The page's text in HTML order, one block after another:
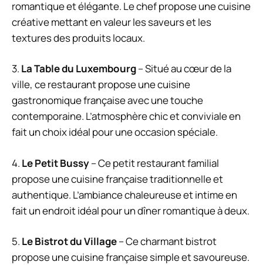
romantique et élégante. Le chef propose une cuisine
créative mettant en valeur les saveurs et les
textures des produits locaux.
3. La Table du Luxembourg– Situé au cœur de la
ville, ce restaurant propose une cuisine
gastronomique française avec une touche
contemporaine. L’atmosphère chic et conviviale en
fait un choix idéal pour une occasion spéciale.
4. Le Petit Bussy– Ce petit restaurant familial
propose une cuisine française traditionnelle et
authentique. L’ambiance chaleureuse et intime en
fait un endroit idéal pour un dîner romantique à deux.
5. Le Bistrot du Village– Ce charmant bistrot
propose une cuisine française simple et savoureuse.